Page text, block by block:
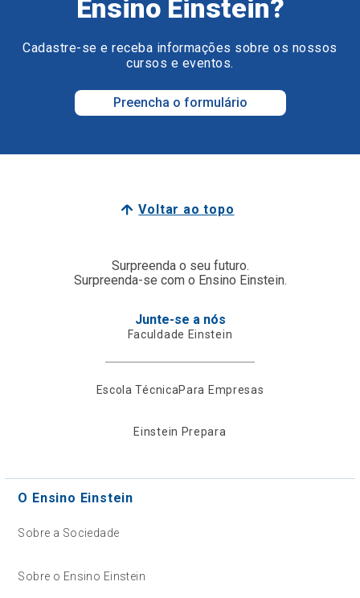
Ensino Einstein?
Cadastre-se e receba informações sobre os nossos
cursos e eventos.
Preencha o formulário
Voltar ao topo
Surpreenda o seu futuro.
Surpreenda-se com o Ensino Einstein.
Junte-se a nós
Faculdade Einstein
Escola TécnicaPara Empresas
Einstein Prepara
O Ensino Einstein
Sobre a Sociedade
Sobre o Ensino Einstein